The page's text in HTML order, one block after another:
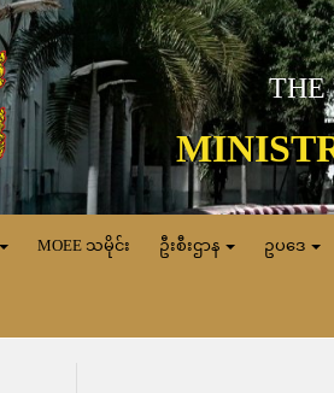
THE
MOEE သမိုင်း ဦးစီးဌာန ဥပဒေ